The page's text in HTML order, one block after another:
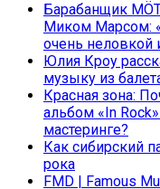
Барабанщик
Миком Марсом:
очень неловкой
Юлия Кроу
музыку из
Красная зона:
альбом «In
мастеринге?
Как сибирский
рока
FMD | Famous